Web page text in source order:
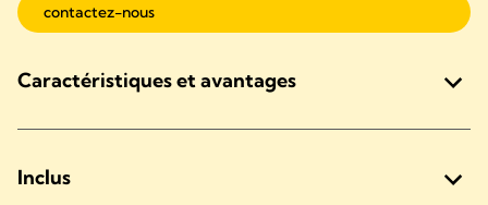
contactez-nous
Caractéristiques et avantages
Inclus